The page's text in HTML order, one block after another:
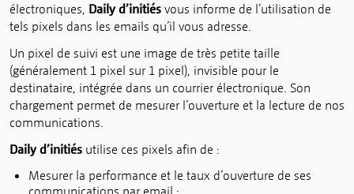
électroniques, Daily d’initiés vous informe de l’utilisation de
tels pixels dans les emails qu’il vous adresse.
Un pixel de suivi est une image de très petite taille
(généralement 1 pixel sur 1 pixel), invisible pour le
destinataire, intégrée dans un courrier électronique. Son
chargement permet de mesurer l’ouverture et la lecture de nos
communications.
Daily d’initiés utilise ces pixels afin de :
Mesurer la performance et le taux d’ouverture de ses
communications par email ;